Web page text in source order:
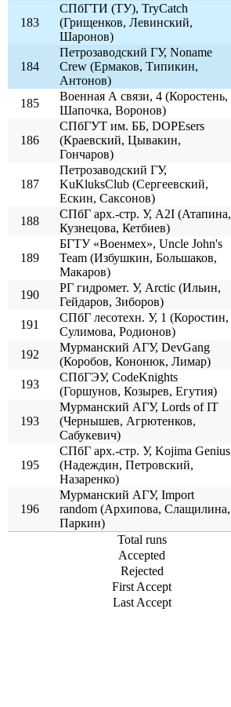
183
СПбГТИ (ТУ), TryCatch
(Грищенков, Левинский,
Шаронов)
184
Петрозаводский ГУ, Noname
Crew (Ермаков, Типикин,
Антонов)
185
Военная А связи, 4 (Коростень,
Шапочка, Воронов)
186
СПбГУТ им. ББ, DOPEsers
(Краевский, Цывакин,
Гончаров)
187
Петрозаводский ГУ,
KuKluksClub (Сергеевский,
Ескин, Саксонов)
188
СПбГ арх.-стр. У, A2I (Атапина,
Кузнецова, Кетбиев)
189
БГТУ «Военмех», Uncle John's
Team (Избушкин, Большаков,
Макаров)
190
РГ гидромет. У, Arctic (Ильин,
Гейдаров, Зиборов)
191
СПбГ лесотехн. У, 1 (Коростин,
Сулимова, Родионов)
192
Мурманский АГУ, DevGang
(Коробов, Кононюк, Лимар)
193
СПбГЭУ, CodeKnights
(Горшунов, Козырев, Егутия)
193
Мурманский АГУ, Lords of IT
(Чернышев, Агрютенков,
Сабукевич)
195
СПбГ арх.-стр. У, Kojima Genius
(Надеждин, Петровский,
Назаренко)
196
Мурманский АГУ, Import
random (Архипова, Слащилина,
Паркин)
Total runs
Accepted
Rejected
First Accept
Last Accept